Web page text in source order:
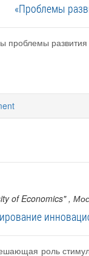
«Проблемы
проблемы
of Economics" ,
роль